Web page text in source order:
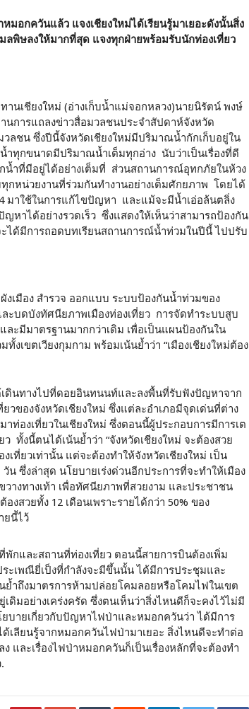
มอกควันแล้ว แจงเชียงใหม่ได้เรียนรู้มาเยอะดังนั้นสิ่ง
พิษลงให้มากที่สุด แจงทุกฝ่ายพร้อมรับนักท่องเที่ยว
านเชียงใหม่ (อ่างเก็บน้ำแม่จอกหลวง)นายนิรัตน์ พงษ์
นการแถลงข่าวสื่อมวลชนประจำสัปดาห์จังหวัด
ลชน ซึ่งปีนี้จังหวัดเชียงใหม่มีปริมาณน้ำกักเก็บอยู่ใน
ทุกขนาดมีปริมาณน้ำเต็มทุกอ่าง นับว่าเป็นเรื่องที่ดี
น้ำที่มีอยู่ได้อย่างเต็มที่ ส่วนสถานการณ์อุทกภัยในห้วง
หน่วยงานที่ร่วมกันทำงานอย่างเต็มศักยภาพ โดยได้
มาใช้ในการแก้ไขปัญหา และแม้จะมีน้ำเอ่อล้นตลิ่ง
าได้อย่างรวดเร็ว ซึ่งแสดงให้เห็นว่าสามารถป้องกัน
ได้มีการถอดบทเรียนสถานการณ์น้ำท่วมในปีนี้ ไปปรับ
เมือง สำรวจ ออกแบบ ระบบป้องกันน้ำท่วมของ
ะบดบังทัศนียภาพเมืองท่องเที่ยว การจัดทำระบบสูบ
ะมีมาตรฐานมากกว่าเดิม เพื่อเป็นแผนป้องกันใน
งเขตเวียงกุมกาม พร้อมเน้นย้ำว่า “เมืองเชียงใหม่ต้อง
เดินทางไปที่ดอยอินทนนท์และลงพื้นที่รับฟังปัญหาจาก
วของจังหวัดเชียงใหม่ ซึ่งแต่ละอำเภอมีจุดเด่นที่ต่าง
ท่องเที่ยวในเชียงใหม่ ซึ่งตอนนี้ผู้ประกอบการมีการเต
ทั้งนี้ตนได้เน้นย้ำว่า “จังหวัดเชียงใหม่ จะต้องสวย
เที่ยวเท่านั้น แต่จะต้องทำให้จังหวัดเชียงใหม่ เป็น
น ซึ่งล่าสุด นโยบายเร่งด่วนอีกประการที่จะทำให้เมือง
งทางเท้า เพื่อทัศนียภาพที่สวยงาม และประชาชน
งสวยทั้ง 12 เดือนเพราะรายได้กว่า 50% ของ
ยนี้ไว้
พักและสถานที่ท่องเที่ยว ตอนนี้สายการบินต้องเพิ่ม
ะเพณียี่เป็งที่กำลังจะมีขึ้นนั้น ได้มีการประชุมและ
ำถึงมาตรการห้ามปล่อยโคมลอยหรือโคมไฟในเขต
มอย่างเคร่งครัด ซึ่งตนเห็นว่าสิ่งไหนดีก็จะคงไว้ไม่มี
บายเกี่ยวกับปัญหาไฟป่าและหมอกควันว่า ได้มีการ
เลียนรู้จากหมอกควันไฟป่ามาเยอะ สิ่งไหนดีจะทำต่อ
และเรื่องไฟป่าหมอกควันก็เป็นเรื่องหลักที่จะต้องทำ